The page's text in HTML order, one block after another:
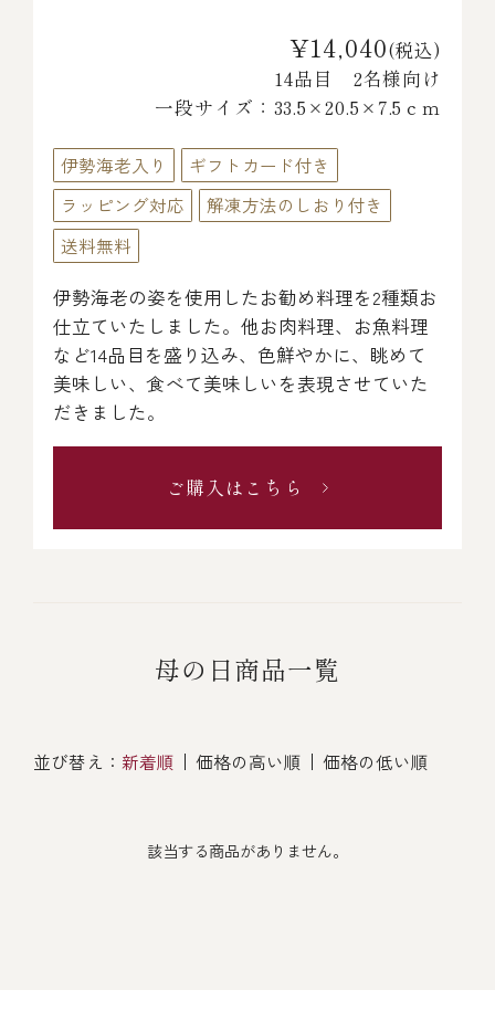
¥14,040(税込)
14品目 2名様向け
一段サイズ：33.5×20.5×7.5ｃｍ
伊勢海老入り
ギフトカード付き
ラッピング対応
解凍方法のしおり付き
送料無料
伊勢海老の姿を使用したお勧め料理を2種類お
仕立ていたしました。他お肉料理、お魚料理
など14品目を盛り込み、色鮮やかに、眺めて
美味しい、食べて美味しいを表現させていた
だきました。
ご購入はこちら
母の日商品一覧
並び替え： 新着順 価格の高い順 価格の低い順
該当する商品がありません。